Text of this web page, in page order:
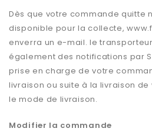
Dès que votre commande quitte
disponible pour la collecte,
enverra un e-mail. le
également des notifications par
prise en charge de votre
livraison ou suite à la livraison
le mode de livraison.
Modifier la commande